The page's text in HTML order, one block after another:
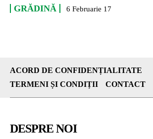
GRĂDINĂ 6 Februarie 17
ACORD DE CONFIDENȚIALITATE
TERMENI ȘI CONDIȚII
CONTACT
DESPRE NOI